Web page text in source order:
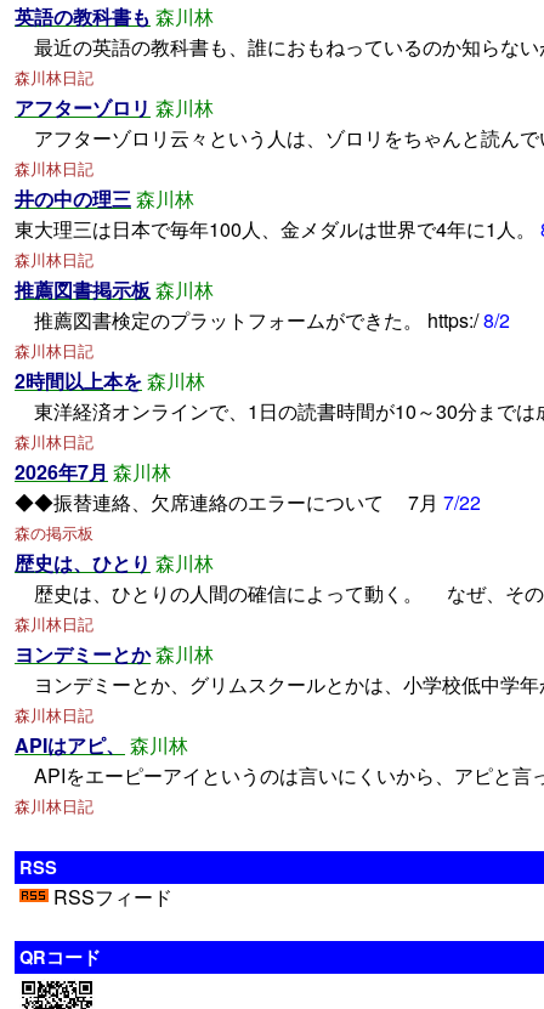
英語の教科書も 森川林
最近の英語の教科書も、誰におもねっているのか知らな
森川林日記
アフターゾロリ 森川林
アフターゾロリ云々という人は、ゾロリをちゃんと読ん
森川林日記
井の中の理三森川林
東大理三は日本で毎年100人、金メダルは世界で4年に1人。
森川林日記
推薦図書掲示板森川林
推薦図書検定のプラットフォームができた。 https:/8/2
森川林日記
2時間以上本を森川林
東洋経済オンラインで、1日の読書時間が10～30分まで
森川林日記
2026年7月 森川林
◆◆振替連絡、欠席連絡のエラーについて 7月 7/22
森の掲示板
歴史は、ひとり 森川林
歴史は、ひとりの人間の確信によって動く。 なぜ、そ
森川林日記
ヨンデミーとか森川林
ヨンデミーとか、グリムスクールとかは、小学校低中学
森川林日記
APIはアピ、
森川林
APIをエーピーアイというのは言いにくいから、アピと言
森川林日記
RSS
RSSフィード
QRコード